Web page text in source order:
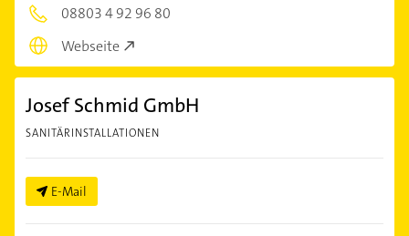
08803 4 92 96 80
Webseite
Josef Schmid GmbH
SANITÄRINSTALLATIONEN
E-Mail